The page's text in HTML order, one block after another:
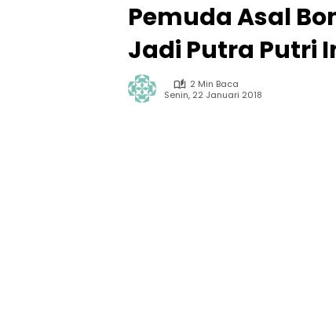
Pemuda Asal
Jadi Putra Putri
2 Min Baca
Senin, 22 Januari 2018